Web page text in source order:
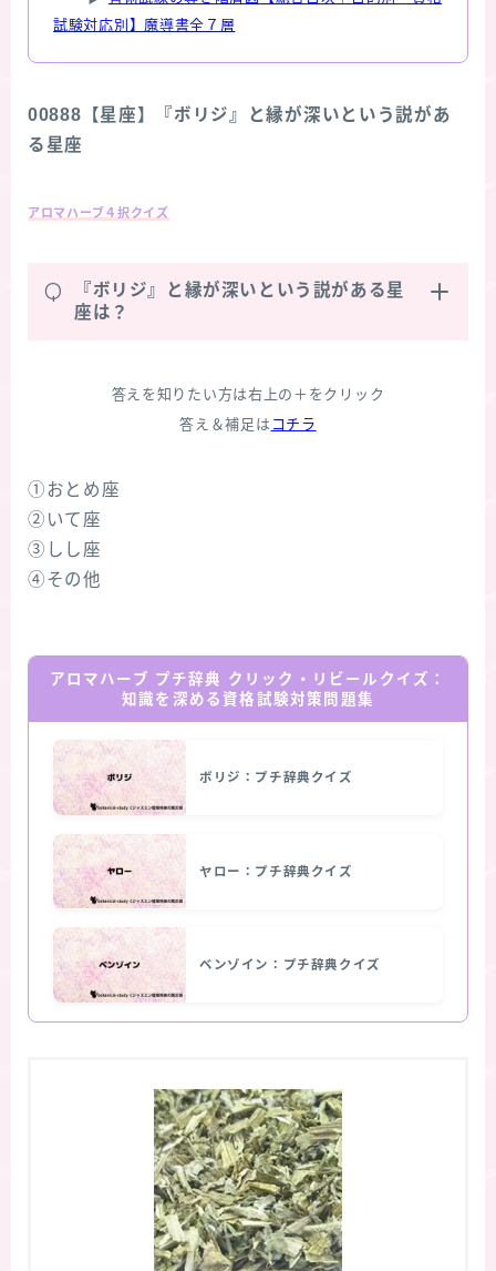
試験対応別】魔導書全７層
00888【星座】『ボリジ』と縁が深いという説があ
る星座
アロマハーブ４択クイズ
Q
『ボリジ』と縁が深いという説がある星
座は？
答えを知りたい方は右上の＋をクリック
答え＆補足は コチラ
①おとめ座
②いて座
③しし座
④その他
アロマハーブ プチ辞典 クリック・リビールクイズ：
知識を深める資格試験対策問題集
ボリジ：プチ辞典クイズ
ヤロー：プチ辞典クイズ
ベンゾイン：プチ辞典クイズ